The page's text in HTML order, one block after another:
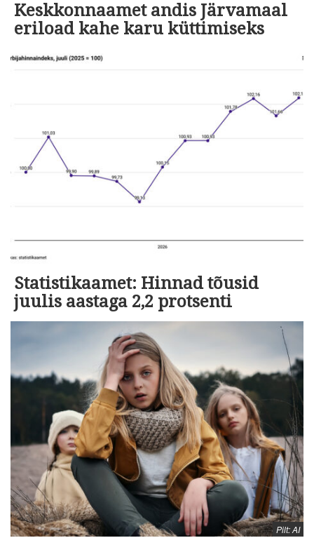
Keskkonnaamet andis Järvamaal
eriload kahe karu küttimiseks
Statistikaamet: Hinnad tõusid
juulis aastaga 2,2 protsenti
Pilt: AI